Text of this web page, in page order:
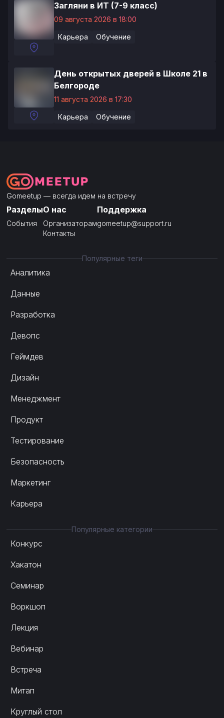
Загляни в ИТ (7-9 класс)
09 августа 2026 в 18:00
Карьера Обучение
День открытых дверей в Школе 21 в
Белгороде
11 августа 2026 в 17:30
Карьера Обучение
Gomeetup — всегда идем на встречу
Разделы
События
О нас
Организаторам
Контакты
Поддержка
gomeetup@support.ru
Популярные теги
Аналитика
Данные
Разработка
Девопс
Геймдев
Дизайн
Менеджмент
Продукт
Тестирование
Безопасность
Маркетинг
Карьера
Популярные категории
Конкурс
Хакатон
Семинар
Воркшоп
Лекция
Вебинар
Встреча
Митап
Круглый стол